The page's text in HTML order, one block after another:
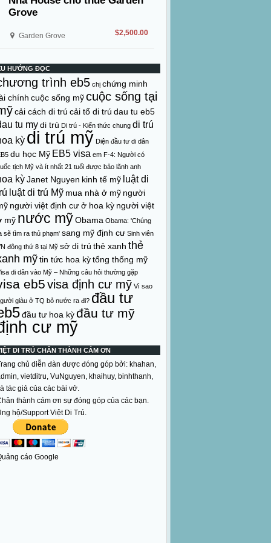
Grove
Garden Grove $2,500.00
HƯỚNG ĐỌC
trình eb5 chị chứng minh
chính cuộc sống mỹcuộc sống tại
cải cách di trú cải tổ di trú dau tu eb5
tu mydi trú Di trú - Kiến thức chung di trú
kỳ di trú mỹ Diện đầu tư di dân
du học Mỹ EB5 visa em F-4: Người có
tịch Mỹ và ít nhất 21 tuổi được bảo lãnh anh
kỳJanet Nguyen kinh tế mỹ luật di
luật di trú Mỹ mua nhà ở mỹ người
người việt định cư ở hoa kỳ người việt
mỹ nước mỹObama Obama: 'Chúng
sẽ tìm ra thủ phạm' sang mỹ định cư Sinh viên
đông thứ 8 tại Mỹ sở di trú thẻ xanh thẻ
mỹtin tức hoa kỳtổng thống mỹ
di dân vào Mỹ – Những câu hỏi thường gặp
eb5visa định cư mỹ Vì sao
giàu ở TQ bỏ nước ra đi? đầu tư
đầu tư hoa kỳđầu tư mỹ
cư mỹ
DI TRÚ CHÂN THÀNH CẢM ƠN
chủ diễn đàn được đóng góp bởi: khahan,
vietditru, VuNguyen, khaihuy, binhthanh,
tác giả của các bài vở.
thành cám ơn sự đóng góp của các bạn.
hộ/Support Việt Di Trú.
cáo Google